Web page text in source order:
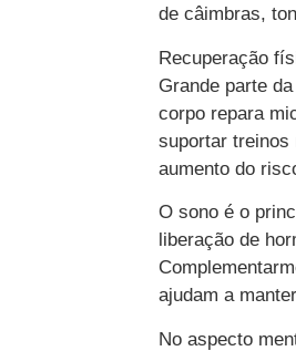
de câimbras,
Recuperação
Grande parte
corpo repara
suportar treinos
aumento do
O sono é o
liberação de
ajudam a
No aspecto